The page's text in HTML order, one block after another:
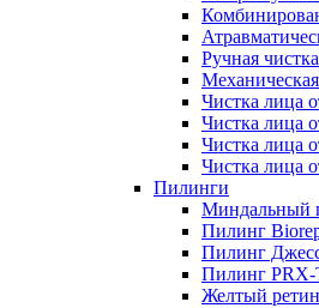
Ручная
Чистка лица
Чистка лица
Чистка лица
Чистка лица
Пилинги
Миндальный
Пилинг
Пилинг
Пилинг PRX-
Желтый